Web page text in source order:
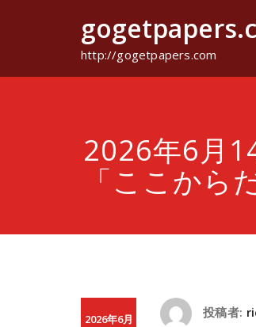
http://gogetpapers.com
2026年6月
「ここから
2026年6月
投稿者: